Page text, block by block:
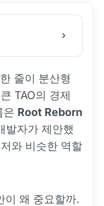
줄이 분산형
TAO의 경제
은 Root Reborn
발자가 제안했
와 비슷한 역할
이 왜 중요할까.